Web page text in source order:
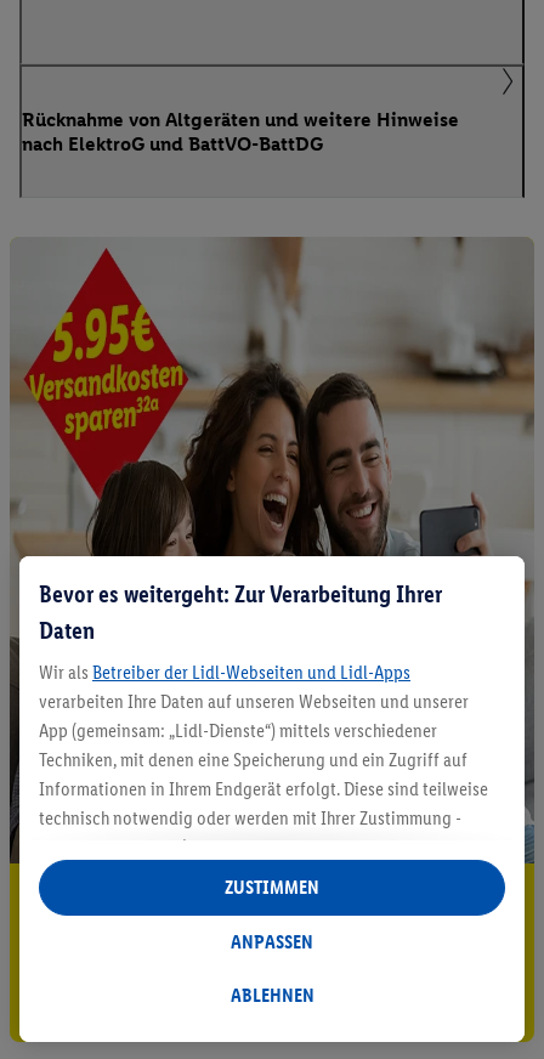
Rücknahme von Altgeräten und weitere Hinweise
nach ElektroG und BattVO-BattDG
5.95 € Versand sparen³²ᵃ
Jetzt zum Newsletter anmelden
Gutschein sichern!
Bevor es weitergeht: Zur Verarbeitung Ihrer
Daten
Wir als Betreiber der Lidl-Webseiten und Lidl-Apps
verarbeiten Ihre Daten auf unseren Webseiten und unserer
App (gemeinsam: „Lidl-Dienste“) mittels verschiedener
Techniken, mit denen eine Speicherung und ein Zugriff auf
Informationen in Ihrem Endgerät erfolgt. Diese sind teilweise
technisch notwendig oder werden mit Ihrer Zustimmung -
auch durch Partner (u.a.
Verantwortliche; im Zusammenhang mit dem IAB TCF
insgesamt
Statistik-Erstellung oder für personalisierte Werbung
Datenverarbeitungen für personalisierte Werbung werden
ABLEHNEN
ANPASSEN
ZUSTIMMEN